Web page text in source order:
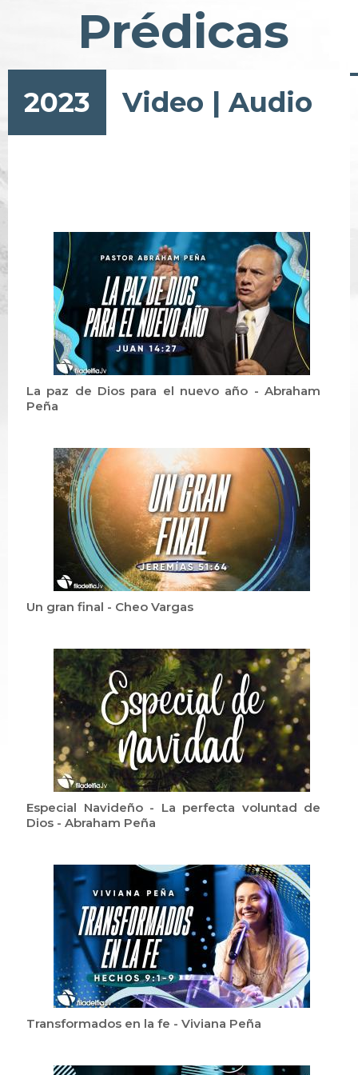
Prédicas
2023 Video | Audio
La paz de Dios para el nuevo año - Abraham
Peña
Un gran final - Cheo Vargas
Especial Navideño - La perfecta voluntad de
Dios - Abraham Peña
Transformados en la fe - Viviana Peña
Pagination